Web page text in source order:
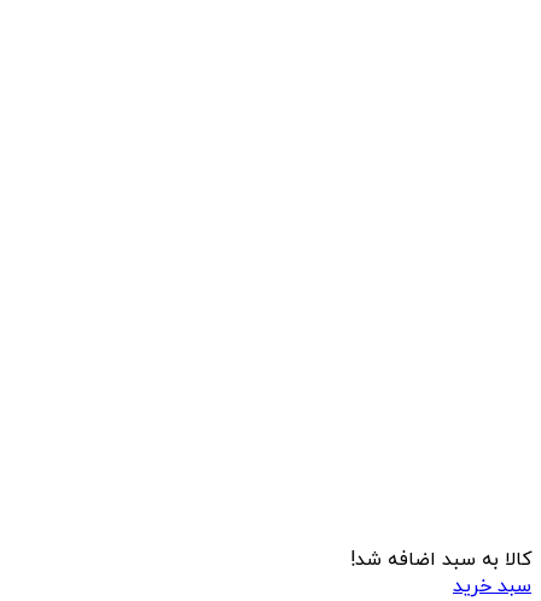
کالا به سبد اضافه شد!
سبد خرید